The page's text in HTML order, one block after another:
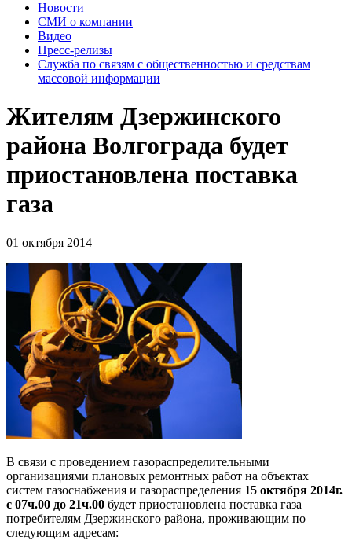
Новости
СМИ о компании
Видео
Пресс-релизы
Служба по связям с общественностью и средствам
массовой информации
Жителям Дзержинского
района Волгограда будет
приостановлена поставка
газа
01 октября 2014
В связи с проведением газораспределительными
организациями плановых ремонтных работ на объектах
систем газоснабжения и газораспределения 15 октября 2014г.
с 07ч.00 до 21ч.00 будет приостановлена поставка газа
потребителям Дзержинского района, проживающим по
следующим адресам: